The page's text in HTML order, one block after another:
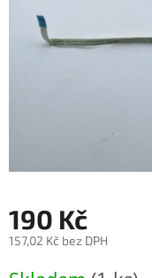
190 Kč
157,02 Kč bez DPH